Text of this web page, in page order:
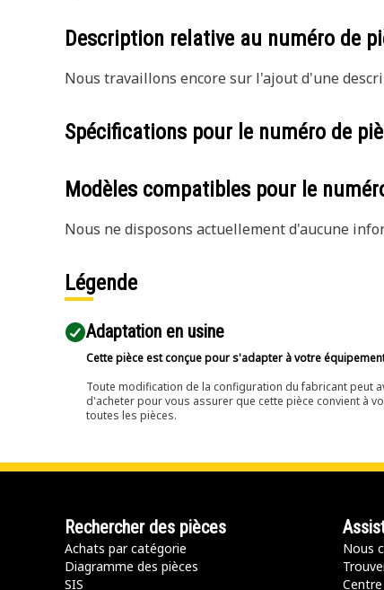
Description relative au numéro de
Nous travaillons encore sur l'ajout d'une
Spécifications pour le numéro de
Modèles compatibles pour le
Nous ne disposons actuellement d'aucune
Légende
Adaptation en usine
Cette pièce est conçue pour s'adapter à votre
Toute modification de la configuration du fabricant peut
d'acheter pour vous assurer que cette pièce convient à
toutes les pièces.
Rechercher des pièces
Achats par catégorie
Diagramme des pièces
SIS
Nous